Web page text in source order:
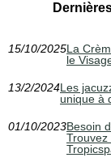
15/10/2025La
le
13/2/2024Les
unique à
01/10/2023Besoin